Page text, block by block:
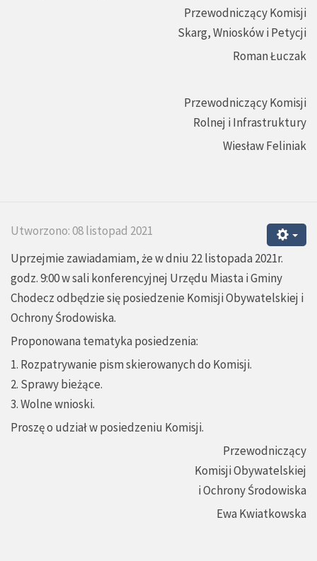
Przewodniczący Komisji
Skarg, Wniosków i Petycji
Roman Łuczak
Przewodniczący Komisji
Rolnej i Infrastruktury
Wiesław Feliniak
Utworzono: 08 listopad 2021
Uprzejmie zawiadamiam, że w dniu 22 listopada 2021r.
godz. 9:00 w sali konferencyjnej Urzędu Miasta i Gminy
Chodecz odbędzie się posiedzenie Komisji Obywatelskiej i
Ochrony Środowiska.
Proponowana tematyka posiedzenia:
1. Rozpatrywanie pism skierowanych do Komisji.
2. Sprawy bieżące.
3. Wolne wnioski.
Proszę o udział w posiedzeniu Komisji.
Przewodniczący
Komisji Obywatelskiej
i Ochrony Środowiska
Ewa Kwiatkowska